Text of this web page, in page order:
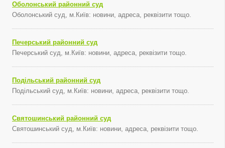
Оболонський районний суд
Оболонський суд, м.Київ: новини, адреса, реквізити тощо.
Печерський районний суд
Печерський суд, м.Київ: новини, адреса, реквізити тощо.
Подільський районний суд
Подільський суд, м.Київ: новини, адреса, реквізити тощо.
Святошинський районний суд
Святошинський суд, м.Київ: новини, адреса, реквізити тощо.